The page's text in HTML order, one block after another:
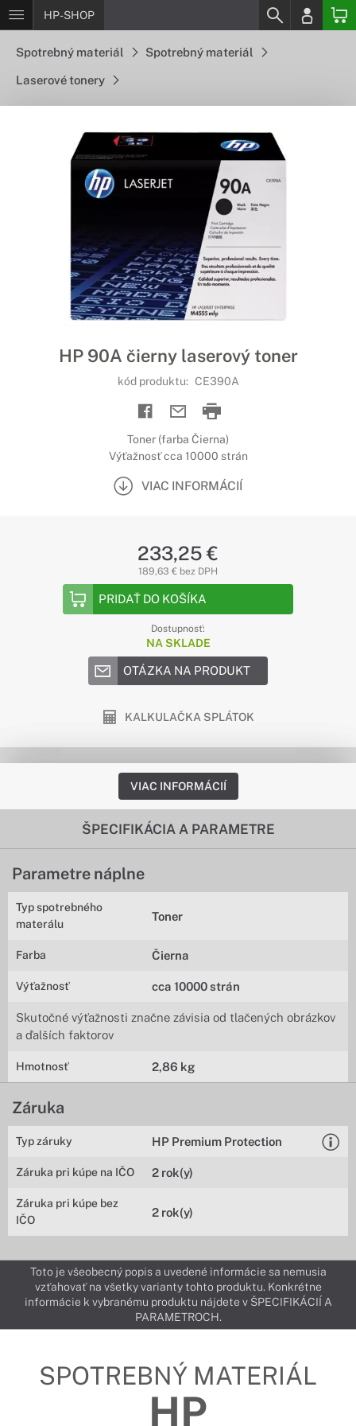
HP-SHOP
Spotrebný materiál Spotrebný materiál
Laserové tonery
HP 90A čierny laserový toner
kód produktu: CE390A
Toner (farba Čierna)
Výťažnosť cca 10000 strán
VIAC INFORMÁCIÍ
233,25 €
189,63 € bez DPH
PRIDAŤ DO KOŠÍKA
Dostupnosť:
NA SKLADE
OTÁZKA NA PRODUKT
KALKULAČKA SPLÁTOK
VIAC INFORMÁCIÍ
ŠPECIFIKÁCIA A PARAMETRE
Parametre náplne
Typ spotrebného
materálu
Toner
Farba Čierna
Výťažnosť cca 10000 strán
Skutočné výťažnosti značne závisia od tlačených obrázkov
a ďalších faktorov
Hmotnosť 2,86 kg
Záruka
Typ záruky HP Premium Protection
Záruka pri kúpe na IČO 2 rok(y)
Záruka pri kúpe bez
IČO
2 rok(y)
Toto je všeobecný popis a uvedené informácie sa nemusia
vzťahovať na všetky varianty tohto produktu. Konkrétne
informácie k vybranému produktu nájdete v ŠPECIFIKÁCIÍ A
PARAMETROCH.
SPOTREBNÝ MATERIÁL
HP